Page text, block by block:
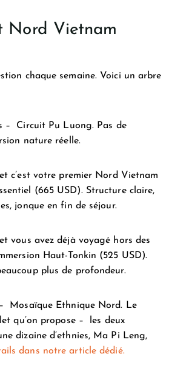
Nord Vietnam
chaque semaine. Voici un arbre
–
Circuit Pu Luong. Pas de
nature réelle.
c’est votre premier Nord Vietnam
(665 USD). Structure claire,
jonque en fin de séjour.
vous avez déjà voyagé hors des
Haut-Tonkin (525 USD).
plus de profondeur.
Mosaïque Ethnique Nord. Le
qu’on propose – les deux
dizaine d’ethnies, Ma Pi Leng,
dans notre article dédié.